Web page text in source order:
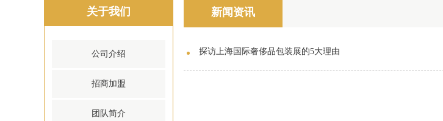
关于我们
公司介绍
招商加盟
团队简介
新闻资讯
探访上海国际奢侈品包装展的5大理由